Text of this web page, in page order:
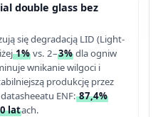
double glass bez
się degradacją LID (Light-
1% vs. 2–3% dla ogniw
wnikanie wilgoci i
produkcję przez
ENF:87,4%
latach.